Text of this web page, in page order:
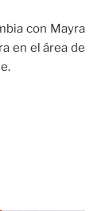
con Mayra
en el área de